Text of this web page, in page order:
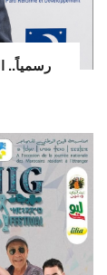
رسمياً..